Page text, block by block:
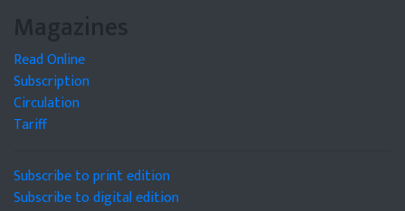
Magazines
Read Online
Subscription
Circulation
Tariff
Subscribe to print edition
Subscribe to digital edition